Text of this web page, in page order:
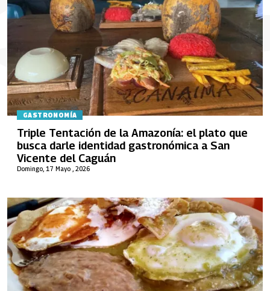
GASTRONOMÍA
Domingo, 17 Mayo , 2026
Triple Tentación de la Amazonía: el plato que
busca darle identidad gastronómica a San
Vicente del Caguán